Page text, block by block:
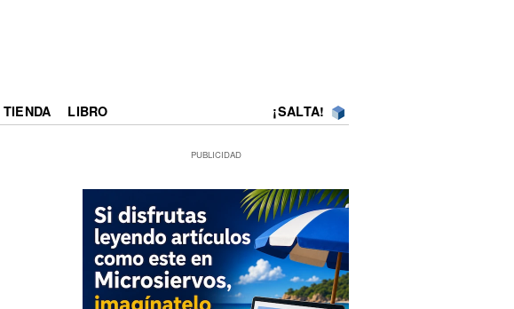
TIENDA LIBRO ¡SALTA!
PUBLICIDAD